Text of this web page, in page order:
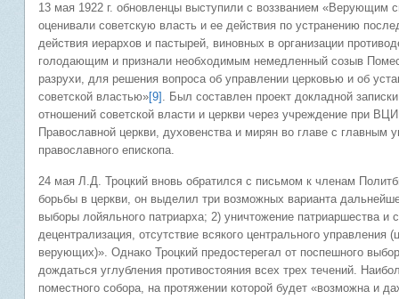
13 мая 1922 г. обновленцы выступили с воззванием «Верующим
оценивали советскую власть и ее действия по устранению
действия иерархов и пастырей, виновных в организации
голодающим и признали необходимым немедленный созыв
разрухи, для решения вопроса об управлении церковью и об
советской властью»[9] . Был составлен проект докладной
отношений советской власти и церкви через учреждение при
Православной церкви, духовенства и мирян во главе с
православного епископа.
24 мая Л.Д. Троцкий вновь обратился с письмом к членам
борьбы в церкви, он выделил три возможных варианта
выборы лойяльного патриарха; 2) уничтожение патриаршества и
децентрализация, отсутствие всякого центрального управления
верующих)». Однако Троцкий предостерегал от поспешного
дождаться углубления противостояния всех трех течений.
поместного собора, на протяжении которой будет «возможна и